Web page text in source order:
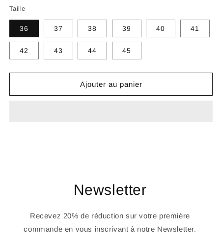
Taille
36 37 38 39 40 41
42 43 44 45
Ajouter au panier
Newsletter
Recevez 20% de réduction sur votre première
commande en vous inscrivant à notre Newsletter.